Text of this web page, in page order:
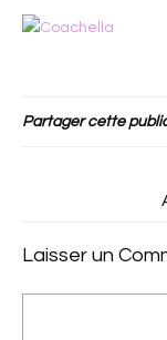
Partager cette
Laisser un